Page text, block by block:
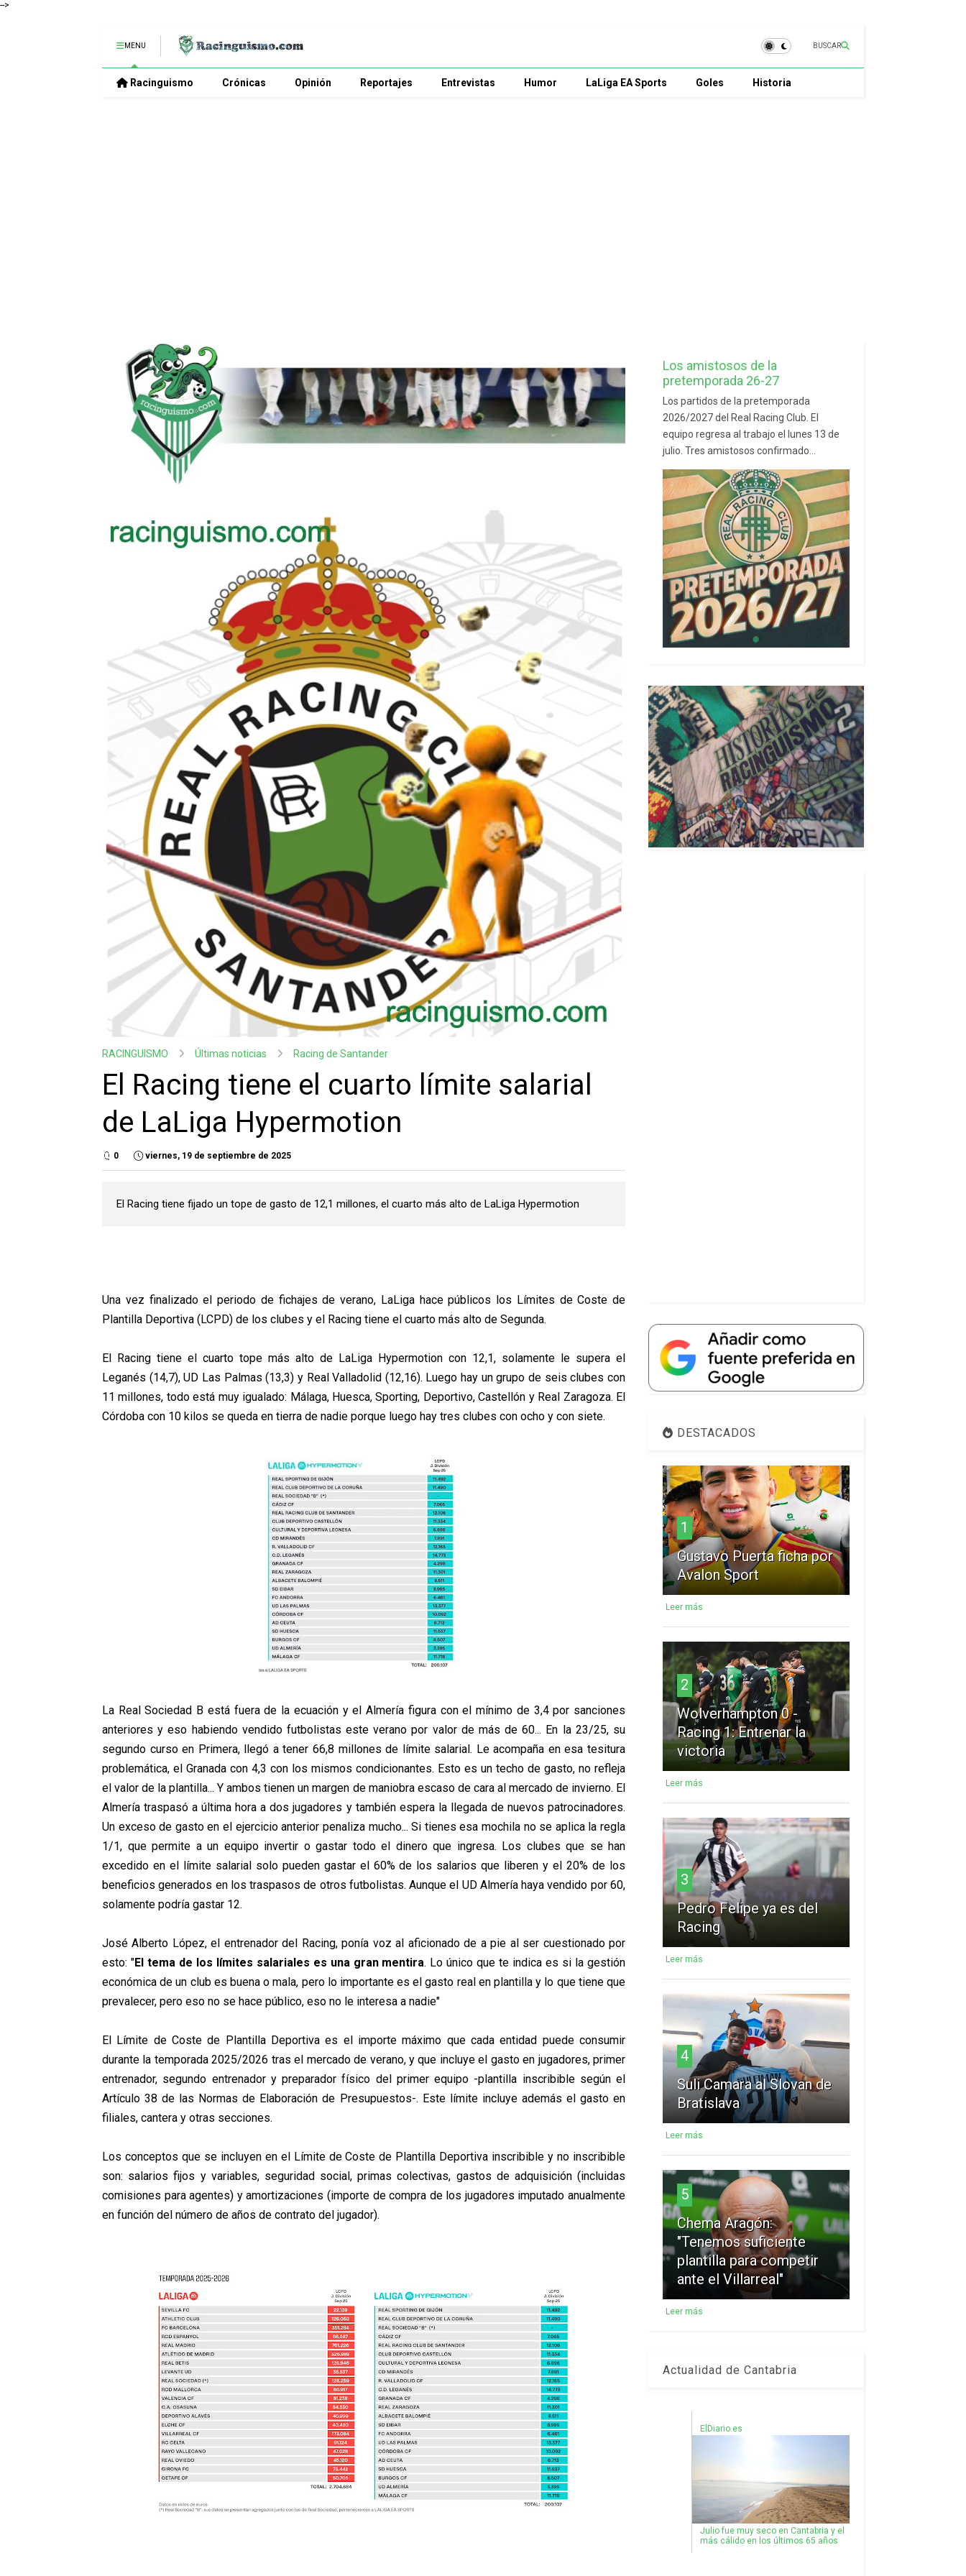
-->
MENU BUSCAR
Racinguismo Crónicas Opinión Reportajes Entrevistas Humor LaLiga EA Sports Goles Historia
RACINGUISMO Últimas noticias Racing de Santander
El Racing tiene el cuarto límite salarial
de LaLiga Hypermotion
0 viernes, 19 de septiembre de 2025
El Racing tiene fijado un tope de gasto de 12,1 millones, el cuarto más alto de LaLiga Hypermotion
Una vez finalizado el periodo de fichajes de verano, LaLiga hace públicos los Límites de Coste de
Plantilla Deportiva (LCPD) de los clubes y el Racing tiene el cuarto más alto de Segunda.
El Racing tiene el cuarto tope más alto de LaLiga Hypermotion con 12,1, solamente le supera el
Leganés (14,7), UD Las Palmas (13,3) y Real Valladolid (12,16). Luego hay un grupo de seis clubes con
11 millones, todo está muy igualado: Málaga, Huesca, Sporting, Deportivo, Castellón y Real Zaragoza. El
Córdoba con 10 kilos se queda en tierra de nadie porque luego hay tres clubes con ocho y con siete.
La Real Sociedad B está fuera de la ecuación y el Almería figura con el mínimo de 3,4 por sanciones
anteriores y eso habiendo vendido futbolistas este verano por valor de más de 60... En la 23/25, su
segundo curso en Primera, llegó a tener 66,8 millones de límite salarial. Le acompaña en esa tesitura
problemática, el Granada con 4,3 con los mismos condicionantes. Esto es un techo de gasto, no refleja
el valor de la plantilla... Y ambos tienen un margen de maniobra escaso de cara al mercado de invierno. El
Almería traspasó a última hora a dos jugadores y también espera la llegada de nuevos patrocinadores.
Un exceso de gasto en el ejercicio anterior penaliza mucho... Si tienes esa mochila no se aplica la regla
1/1, que permite a un equipo invertir o gastar todo el dinero que ingresa. Los clubes que se han
excedido en el límite salarial solo pueden gastar el 60% de los salarios que liberen y el 20% de los
beneficios generados en los traspasos de otros futbolistas. Aunque el UD Almería haya vendido por 60,
solamente podría gastar 12.
José Alberto López, el entrenador del Racing, ponía voz al aficionado de a pie al ser cuestionado por
esto: "El tema de los límites salariales es una gran mentira. Lo único que te indica es si la gestión
económica de un club es buena o mala, pero lo importante es el gasto real en plantilla y lo que tiene que
prevalecer, pero eso no se hace público, eso no le interesa a nadie"
El Límite de Coste de Plantilla Deportiva es el importe máximo que cada entidad puede consumir
durante la temporada 2025/2026 tras el mercado de verano, y que incluye el gasto en jugadores, primer
entrenador, segundo entrenador y preparador físico del primer equipo -plantilla inscribible según el
Artículo 38 de las Normas de Elaboración de Presupuestos-. Este límite incluye además el gasto en
filiales, cantera y otras secciones.
Los conceptos que se incluyen en el Límite de Coste de Plantilla Deportiva inscribible y no inscribible
son: salarios fijos y variables, seguridad social, primas colectivas, gastos de adquisición (incluidas
comisiones para agentes) y amortizaciones (importe de compra de los jugadores imputado anualmente
en función del número de años de contrato del jugador).
Los amistosos de la
pretemporada 26-27
Los partidos de la pretemporada
2026/2027 del Real Racing Club. El
equipo regresa al trabajo el lunes 13 de
julio. Tres amistosos confirmado...
DESTACADOS
1
Gustavo Puerta ficha por
Avalon Sport
Leer más
2
Wolverhampton 0 -
Racing 1: Entrenar la
victoria
Leer más
3
Pedro Felipe ya es del
Racing
Leer más
4
Suli Camara al Slovan de
Bratislava
Leer más
5
Chema Aragón:
"Tenemos suficiente
plantilla para competir
ante el Villarreal"
Leer más
Actualidad de Cantabria
ElDiario.es
Julio fue muy seco en Cantabria y el
más cálido en los últimos 65 años